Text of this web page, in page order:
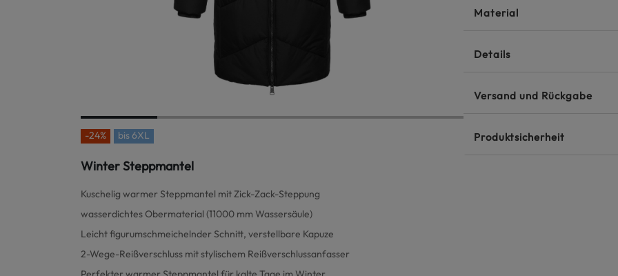
-24% bis6XL
Winter Steppmantel
Kuschelig warmer Steppmantel mit Zick-Zack-Steppung
wasserdichtes Obermaterial (11000 mm Wassersäule)
Leicht figurumschmeichelnder Schnitt, verstellbare Kapuze
2-Wege-Reißverschluss mit stylischem Reißverschlussanfasser
Material
Details
Versand und Rückgabe
Produktsicherheit